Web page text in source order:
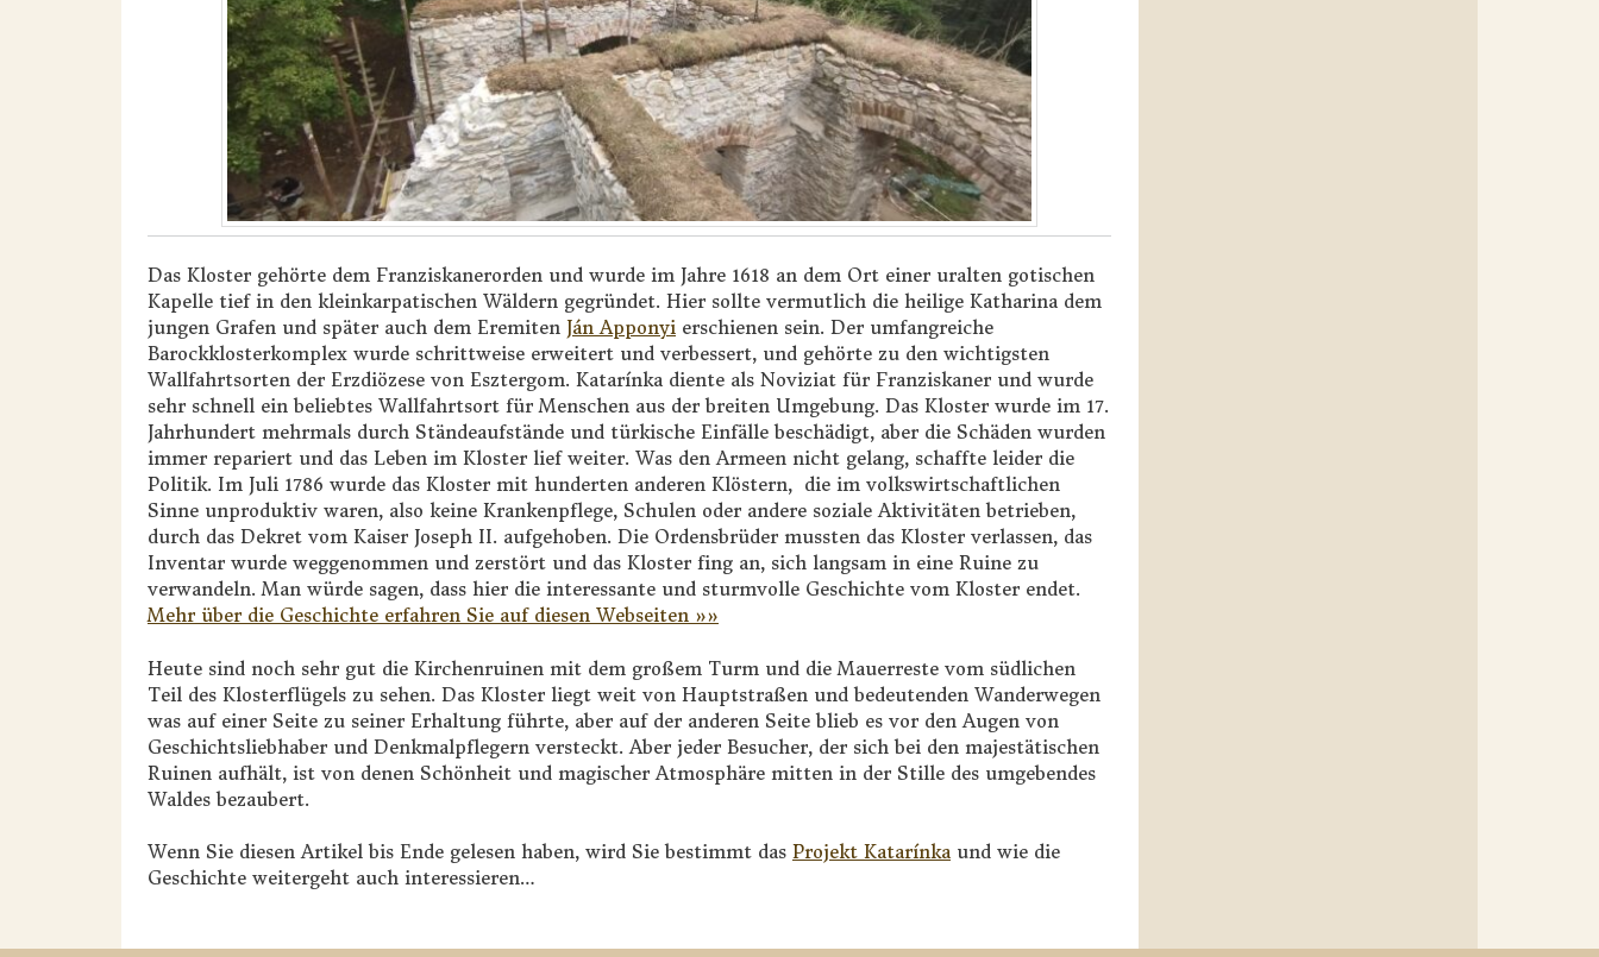
Das Kloster gehörte dem Franziskanerorden und wurde im Jahre 1618 an dem Ort einer uralten gotischen
Kapelle tief in den kleinkarpatischen Wäldern gegründet. Hier sollte vermutlich die heilige Katharina dem
jungen Grafen und später auch dem Eremiten Ján Apponyi erschienen sein. Der umfangreiche
Barockklosterkomplex wurde schrittweise erweitert und verbessert, und gehörte zu den wichtigsten
Wallfahrtsorten der Erzdiözese von Esztergom. Katarínka diente als Noviziat für Franziskaner und wurde
sehr schnell ein beliebtes Wallfahrtsort für Menschen aus der breiten Umgebung. Das Kloster wurde im 17.
Jahrhundert mehrmals durch Ständeaufstände und türkische Einfälle beschädigt, aber die Schäden wurden
immer repariert und das Leben im Kloster lief weiter. Was den Armeen nicht gelang, schaffte leider die
Politik. Im Juli 1786 wurde das Kloster mit hunderten anderen Klöstern, die im volkswirtschaftlichen
Sinne unproduktiv waren, also keine Krankenpflege, Schulen oder andere soziale Aktivitäten betrieben,
durch das Dekret vom Kaiser Joseph II. aufgehoben. Die Ordensbrüder mussten das Kloster verlassen, das
Inventar wurde weggenommen und zerstört und das Kloster fing an, sich langsam in eine Ruine zu
verwandeln. Man würde sagen, dass hier die interessante und sturmvolle Geschichte vom Kloster endet.
Mehr über die Geschichte erfahren Sie auf diesen Webseiten »»
Heute sind noch sehr gut die Kirchenruinen mit dem großem Turm und die Mauerreste vom südlichen
Teil des Klosterflügels zu sehen. Das Kloster liegt weit von Hauptstraßen und bedeutenden Wanderwegen
was auf einer Seite zu seiner Erhaltung führte, aber auf der anderen Seite blieb es vor den Augen von
Geschichtsliebhaber und Denkmalpflegern versteckt. Aber jeder Besucher, der sich bei den majestätischen
Ruinen aufhält, ist von denen Schönheit und magischer Atmosphäre mitten in der Stille des umgebendes
Waldes bezaubert.
Wenn Sie diesen Artikel bis Ende gelesen haben, wird Sie bestimmt das Projekt Katarínka und wie die
Geschichte weitergeht auch interessieren…